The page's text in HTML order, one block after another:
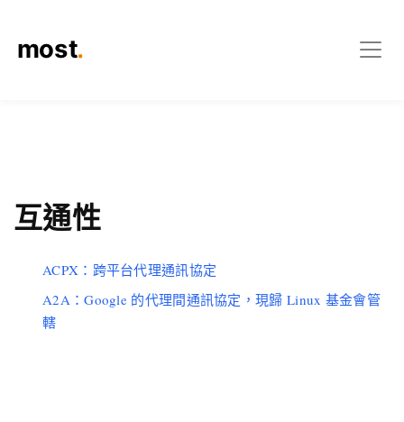
互通性
ACPX：跨平台代理通訊協定
A2A：Google 的代理間通訊協定，現歸 Linux 基金會管
轄